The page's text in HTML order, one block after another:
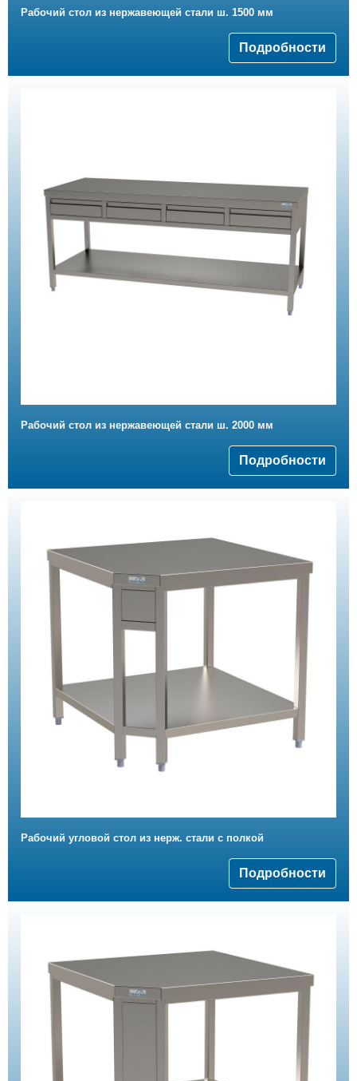
Рабочий стол из нержавеющей стали ш. 1500 мм
Подробности
Рабочий стол из нержавеющей стали ш. 2000 мм
Подробности
Рабочий угловой стол из нерж. стали с полкой
Подробности